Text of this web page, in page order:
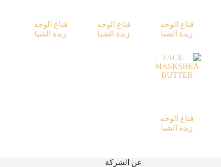
قناع الوجه
زبدة الشيا
قناع الوجه
زبدة الشيا
قناع الوجه
زبدة الشيا
قناع الوجه
زبدة الشيا
عن الشركة